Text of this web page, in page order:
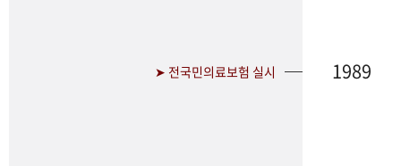
➤ 전국민의료보험 실시 1989